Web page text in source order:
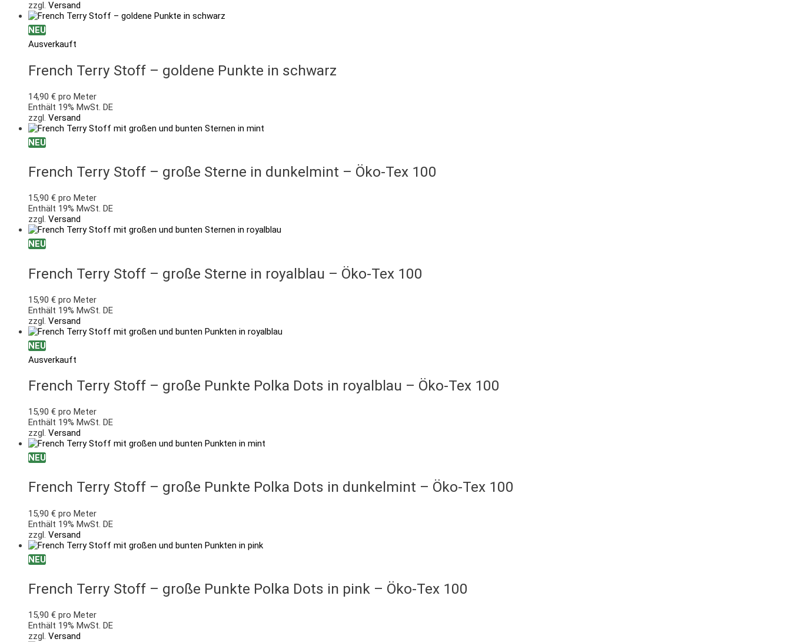
zzgl. Versand
NEU
Ausverkauft
French Terry Stoff – goldene Punkte in schwarz
14,90 € pro Meter
Enthält 19% MwSt. DE
zzgl. Versand
NEU
French Terry Stoff – große Sterne in dunkelmint – Öko-Tex 100
15,90 € pro Meter
Enthält 19% MwSt. DE
zzgl. Versand
NEU
French Terry Stoff – große Sterne in royalblau – Öko-Tex 100
15,90 € pro Meter
Enthält 19% MwSt. DE
zzgl. Versand
NEU
Ausverkauft
French Terry Stoff – große Punkte Polka Dots in royalblau – Öko-Tex 100
15,90 € pro Meter
Enthält 19% MwSt. DE
zzgl. Versand
NEU
French Terry Stoff – große Punkte Polka Dots in dunkelmint – Öko-Tex 100
15,90 € pro Meter
Enthält 19% MwSt. DE
zzgl. Versand
NEU
French Terry Stoff – große Punkte Polka Dots in pink – Öko-Tex 100
15,90 € pro Meter
Enthält 19% MwSt. DE
zzgl. Versand